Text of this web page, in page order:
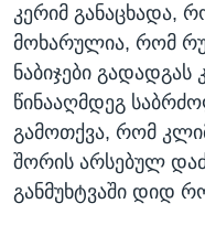
კერიმ განაცხადა,
მოხარულია, რომ
ნაბიჯები
წინააღმდეგ
გამოთქვა, რომ
შორის არსებულ
განმუხტვაში დიდ